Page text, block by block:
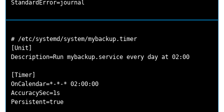
# /etc/systemd/system/mybackup.timer
[Unit]
Description=Run mybackup.service every day at 02:00
[Timer]
OnCalendar=*-*-* 02:00:00
AccuracySec=1s
Persistent=true